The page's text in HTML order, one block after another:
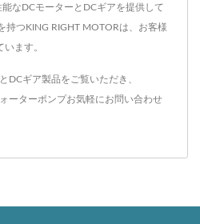
なDCモーターとDCギアを提供して
持つKING RIGHT MOTORは、お客様
ます。
DCギア製品をご覧いただき、
ーターポンプお気軽にお問い合わせ